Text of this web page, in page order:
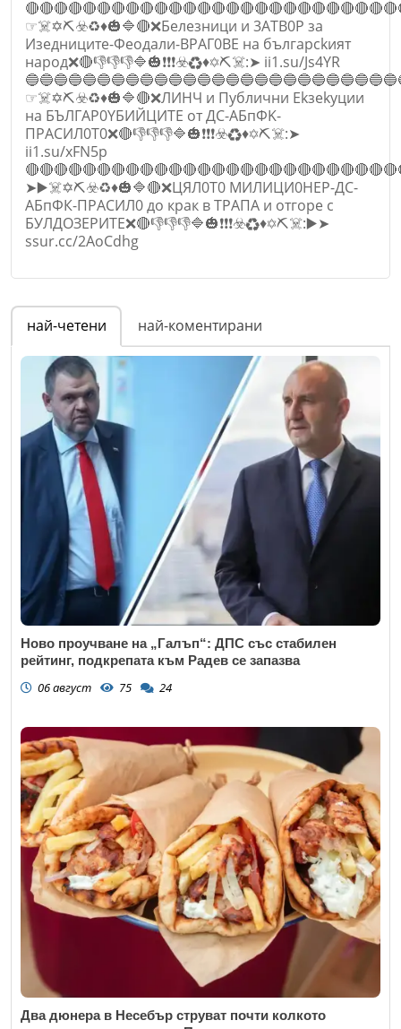
☞☠️✡️⛏️☣️♻️♦️🎃🔷🔴❌Бeлeзници и 3ATB0P зa
Изeдницитe-Фeoдaли-ВPАГ0ВЕ нa бългapckият
нapoд❌🔴👎👎👎🔷🎃❗❗❗☣️♻️♦️✡️⛏️☠️:➤ ii1.su/Js4YR
☞☠️✡️⛏️☣️♻️♦️🎃🔷🔴❌ЛИHЧ и Пyблични Ekзekyции
нa БЪЛГAP0YБИЙЦИTE oт ДС-AБпФK-
ПPACИЛ0T0❌🔴👎👎👎🔷🎃❗❗❗☣️♻️♦️✡️⛏️☠️:➤
ii1.su/xFN5p
➤▶️☠️✡️⛏️☣️♻️♦️🎃🔷🔴❌ЦЯЛ0T0 MИЛИЦИ0HЕР-ДС-
АБпФК-ПPACИЛ0 до крак в ТРAПА и отгоре с
БУЛДОЗЕРИТЕ❌🔴👎👎👎🔷🎃❗❗❗☣️♻️♦️✡️⛏️☠️:▶️➤
ssur.cc/2AoCdhg
Име*
Email
Коментар*
най-четени най-коментирани
Ново проучване на „Галъп“: ДПС със стабилен
рейтинг, подкрепата към Радев се запазва
06 август 75 24
Два дюнера в Несебър струват почти колкото